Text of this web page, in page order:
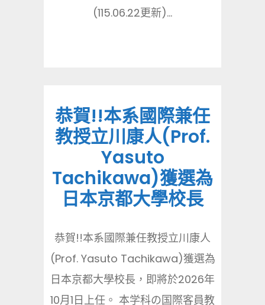
(115.06.22更新)...
恭賀!!本系國際兼任
教授立川康人(Prof.
Yasuto
Tachikawa)獲選為
日本京都大學校長
恭賀!!本系國際兼任教授立川康人
(Prof. Yasuto Tachikawa)獲選為
日本京都大學校長，即將於2026年
10月1日上任。 本学科の国際客員教